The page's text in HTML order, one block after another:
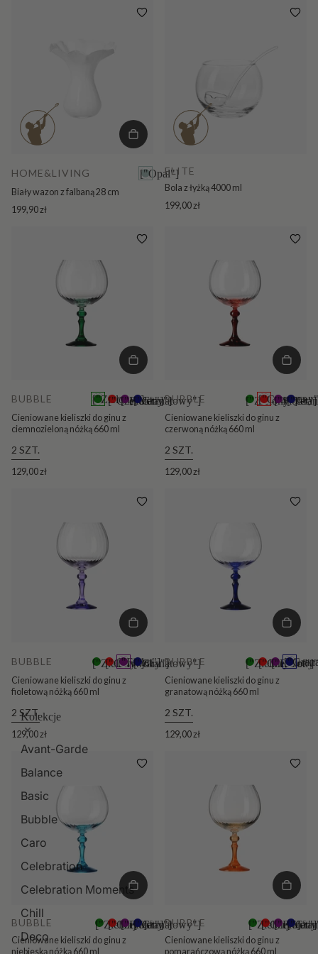
Kolekcje
Avant-Garde
Balance
Basic
Bubble
Caro
Celebration
Celebration Moments
Chill
Deco
HOME&LIVING ["Opal"]
Biały wazon z falbaną 28 cm
199,90 zł
ELITE
Bola z łyżką 4000 ml
199,00 zł
BUBBLE ["Zielony"]
["Czerwony"]
["Fiolet"]
["Granatowy"]
+5
Cieniowane kieliszki do ginu z
ciemnozieloną nóżką 660 ml
2 SZT.
129,00 zł
BUBBLE ["Zielony"]
["Fiolet"]
+5
Cieniowane kieliszki do ginu z
czerwoną nóżką 660 ml
2 SZT.
129,00 zł
BUBBLE ["Zielony"]
["Czerwony"]
["Fiolet"]
["Granatowy"]
+5
Cieniowane kieliszki do ginu z
fioletową nóżką 660 ml
2 SZT.
129,00 zł
BUBBLE ["Zielony"]
["Fiolet"]
+5
Cieniowane kieliszki do ginu z
granatową nóżką 660 ml
2 SZT.
129,00 zł
BUBBLE ["Zielony"]
["Czerwony"]
["Fiolet"]
["Granatowy"]
+5
Cieniowane kieliszki do ginu z
niebieską nóżką 660 ml
BUBBLE ["Zielony"]
["Fiolet"]
+5
Cieniowane kieliszki do ginu z
pomarańczową nóżką 660 ml